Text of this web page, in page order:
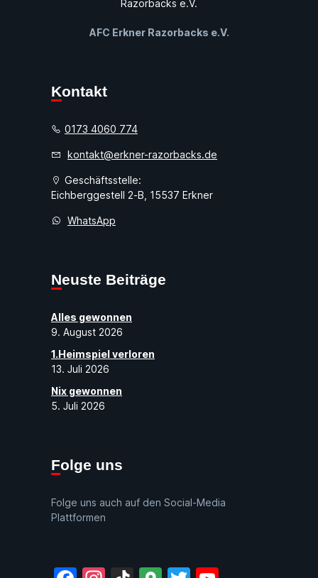
AFC Erkner Razorbacks e.V.
Kontakt
0173 4060 774
kontakt@erkner-razorbacks.de
Geschäftsstelle:
Eichberggestell 2-B, 15537 Erkner
WhatsApp
Neuste Beiträge
Alles gewonnen
9. August 2026
1.Heimspiel verloren
13. Juli 2026
Nix gewonnen
5. Juli 2026
Folge uns
Folge uns auch auf den Social-Media
Plattformen